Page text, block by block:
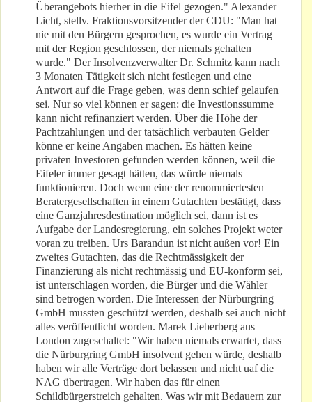
Überangebots hierher in die Eifel gezogen." Alexander
Licht, stellv. Fraktionsvorsitzender der CDU: "Man hat
nie mit den Bürgern gesprochen, es wurde ein Vertrag
mit der Region geschlossen, der niemals gehalten
wurde." Der Insolvenzverwalter Dr. Schmitz kann nach
3 Monaten Tätigkeit sich nicht festlegen und eine
Antwort auf die Frage geben, was denn schief gelaufen
sei. Nur so viel können er sagen: die Investionssumme
kann nicht refinanziert werden. Über die Höhe der
Pachtzahlungen und der tatsächlich verbauten Gelder
könne er keine Angaben machen. Es hätten keine
privaten Investoren gefunden werden können, weil die
Eifeler immer gesagt hätten, das würde niemals
funktionieren. Doch wenn eine der renommiertesten
Beratergesellschaften in einem Gutachten bestätigt, dass
eine Ganzjahresdestination möglich sei, dann ist es
Aufgabe der Landesregierung, ein solches Projekt weter
voran zu treiben. Urs Barandun ist nicht außen vor! Ein
zweites Gutachten, das die Rechtmässigkeit der
Finanzierung als nicht rechtmässig und EU-konform sei,
ist unterschlagen worden, die Bürger und die Wähler
sind betrogen worden. Die Interessen der Nürburgring
GmbH mussten geschützt werden, deshalb sei auch nicht
alles veröffentlicht worden. Marek Lieberberg aus
London zugeschaltet: "Wir haben niemals erwartet, dass
die Nürburgring GmbH insolvent gehen würde, deshalb
haben wir alle Verträge dort belassen und nicht uaf die
NAG übertragen. Wir haben das für einen
Schildbürgerstreich gehalten. Was wir mit Bedauern zur